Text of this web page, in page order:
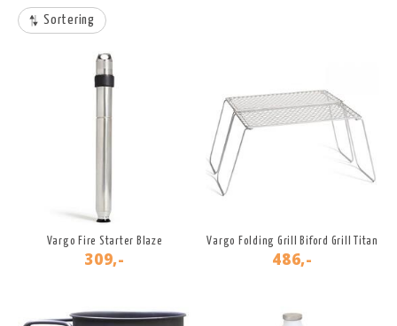
Sortering
Vargo Fire Starter Blaze
309,-
Vargo Folding Grill Biford Grill Titan
486,-